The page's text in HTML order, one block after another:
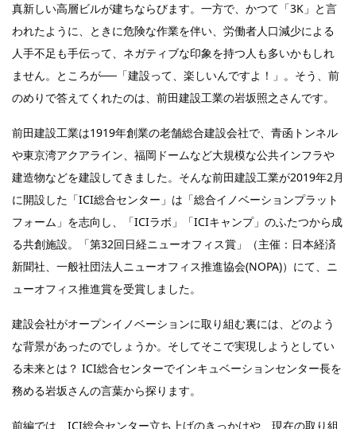
真新しい高層ビルが建ちならびます。一方で、かつて「3K」と言
われたように、ときに危険な作業を伴い、労働者人口減少による
人手不足も手伝って、ネガティブな印象を持つ人も多いかもしれ
ません。ところが──「建設って、楽しいんですよ！」。そう、前
のめりで答えてくれたのは、前田建設工業の岩坂照之さんです。
前田建設工業は1919年創業の老舗総合建設会社で、青函トンネル
や東京湾アクアライン、福岡ドームなど大規模な公共インフラや
建造物などを建設してきました。そんな前田建設工業が2019年2月
に開設した「ICI総合センター」は「総合イノベーションプラット
フォーム」を志向し、「ICIラボ」「ICIキャンプ」のふたつから成
る共創施設。「第32回日経ニューオフィス賞」（主催：日本経済
新聞社、一般社団法人ニューオフィス推進協会(NOPA)）にて、ニ
ューオフィス推進賞を受賞しました。
建設会社がオープンイノベーションに取り組む裏には、どのよう
な背景があったのでしょうか。そしてそこで実現しようとしてい
る未来とは？ ICI総合センターでインキュベーションセンター長を
務める岩坂さんの言葉から探ります。
前編では、ICI総合センター立ち上げのきっかけや、現在の取り組